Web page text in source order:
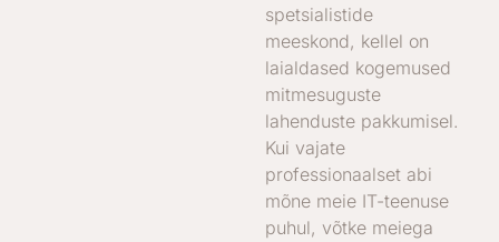
spetsialistide
meeskond, kellel on
laialdased kogemused
mitmesuguste
lahenduste pakkumisel.
Kui vajate
professionaalset abi
mõne meie IT-teenuse
puhul, võtke meiega